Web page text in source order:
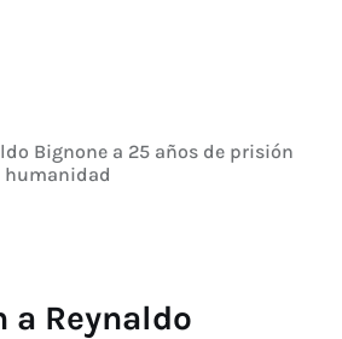
Bignone a 25 años de prisión
humanidad
a Reynaldo